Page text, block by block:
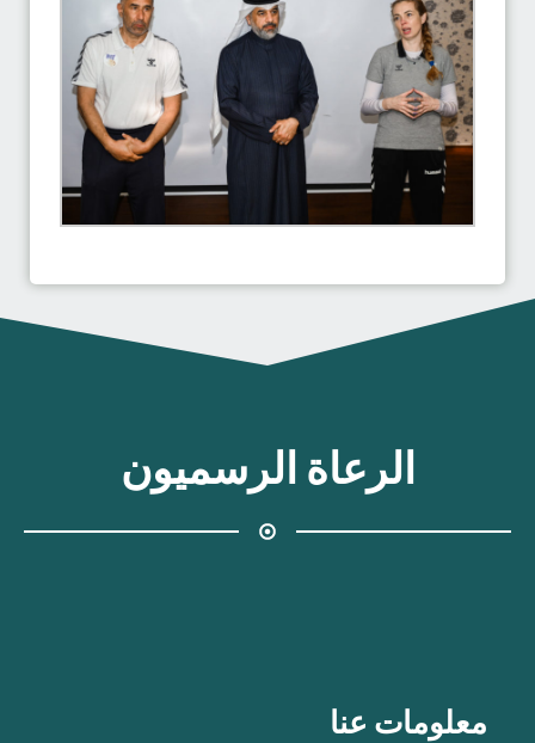
الرعاة الرسميون
معلومات عنا